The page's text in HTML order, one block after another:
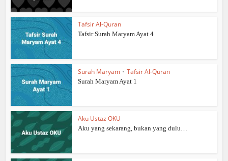
Tafsir Al-Quran
Tafsir Surah Maryam Ayat 4
Surah Maryam • Tafsir Al-Quran
Surah Maryam Ayat 1
Aku Ustaz OKU
Aku yang sekarang, bukan yang dulu…